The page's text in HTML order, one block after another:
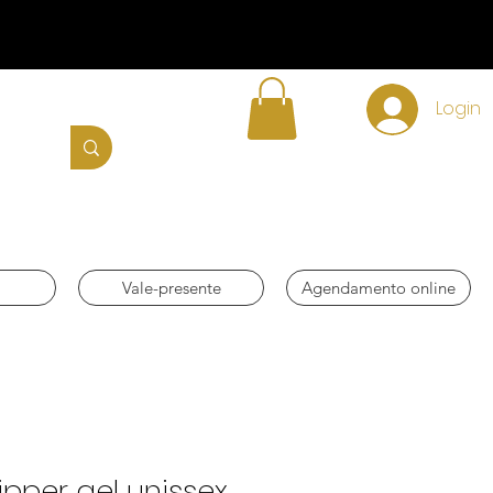
Login
Vale-presente Agendamento online